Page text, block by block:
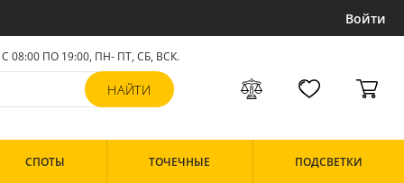
Войти
С 08:00 ПО 19:00, ПН- ПТ, СБ, ВСК.
СПОТЫ ТОЧЕЧНЫЕ ПОДСВЕТКИ